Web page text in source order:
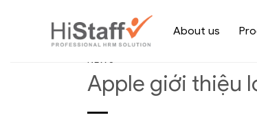
About us
NEWS
Apple giới thiệu